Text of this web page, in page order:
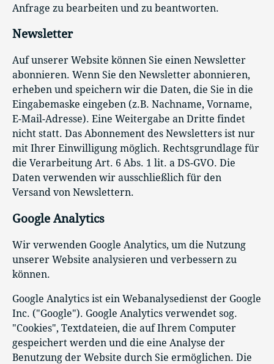
Anfrage zu bearbeiten und zu beantworten.
Newsletter
Auf unserer Website können Sie einen Newsletter
abonnieren. Wenn Sie den Newsletter abonnieren,
erheben und speichern wir die Daten, die Sie in die
Eingabemaske eingeben (z.B. Nachname, Vorname,
E-Mail-Adresse). Eine Weitergabe an Dritte findet
nicht statt. Das Abonnement des Newsletters ist nur
mit Ihrer Einwilligung möglich. Rechtsgrundlage für
die Verarbeitung Art. 6 Abs. 1 lit. a DS-GVO. Die
Daten verwenden wir ausschließlich für den
Versand von Newslettern.
Google Analytics
Wir verwenden Google Analytics, um die Nutzung
unserer Website analysieren und verbessern zu
können.
Google Analytics ist ein Webanalysedienst der Google
Inc. ("Google"). Google Analytics verwendet sog.
"Cookies", Textdateien, die auf Ihrem Computer
gespeichert werden und die eine Analyse der
Benutzung der Website durch Sie ermöglichen. Die